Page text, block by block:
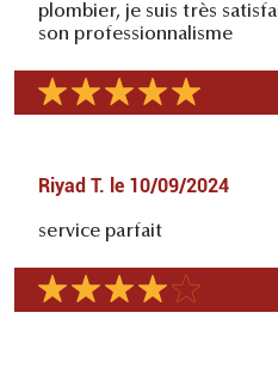
plombier, je suis très
son professionnalisme
Riyad T. le 10/09/2024
service parfait